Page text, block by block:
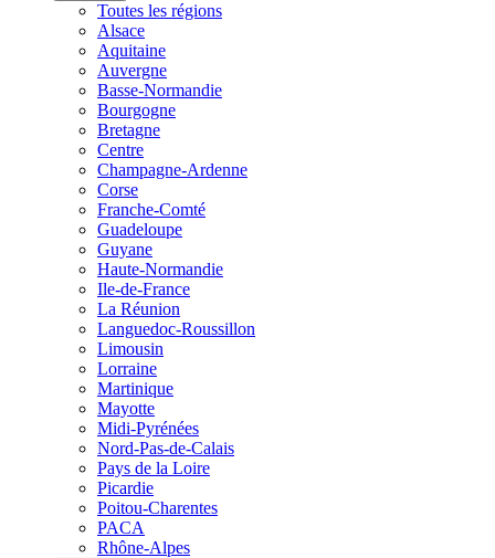
Toutes les régions
Alsace
Aquitaine
Auvergne
Basse-Normandie
Bourgogne
Bretagne
Centre
Champagne-Ardenne
Corse
Franche-Comté
Guadeloupe
Guyane
Haute-Normandie
Ile-de-France
La Réunion
Languedoc-Roussillon
Limousin
Lorraine
Martinique
Mayotte
Midi-Pyrénées
Nord-Pas-de-Calais
Pays de la Loire
Picardie
Poitou-Charentes
PACA
Rhône-Alpes